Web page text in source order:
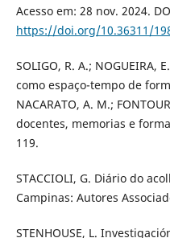
Acesso em: 28 nov. 2024.
https://doi.org/10.36311/
SOLIGO, R. A.; NOGUEIRA,
como espaço-tempo de
NACARATO, A. M.;
docentes, memorias e
119.
STACCIOLI, G. Diário do
Campinas: Autores
STENHOUSE, L.